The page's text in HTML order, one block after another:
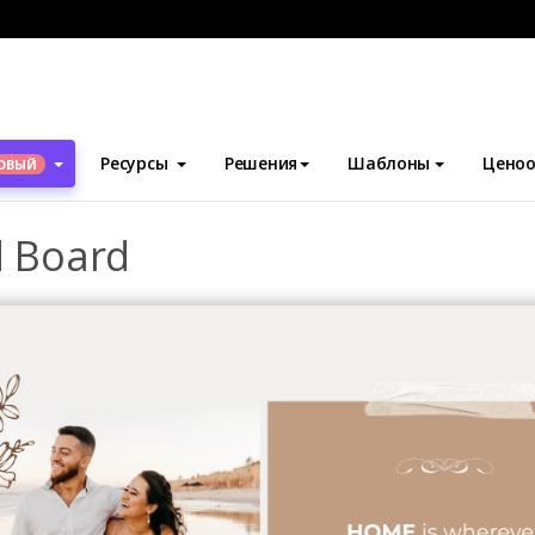
Ресурсы Решения Шаблоны
Доски настроения
Board